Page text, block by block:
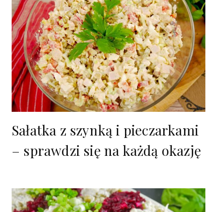
Sałatka z szynką i pieczarkami
– sprawdzi się na każdą okazję